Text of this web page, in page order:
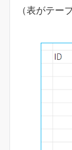
（表がテー